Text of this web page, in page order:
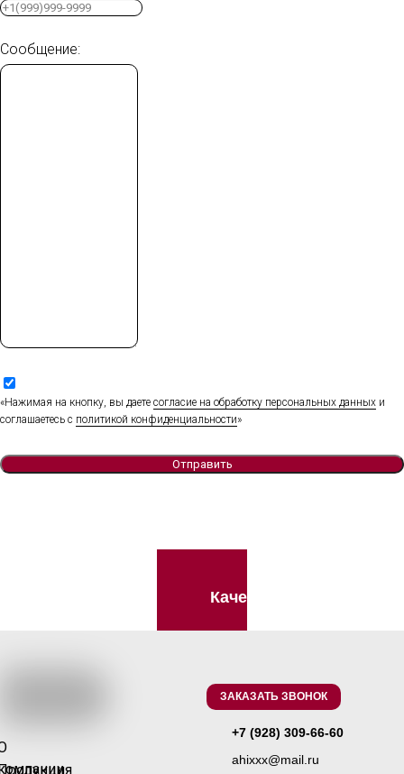
Сообщение:
«Нажимая на кнопку, вы даете согласие на обработку персональных данных и
соглашаетесь c политикой конфиденциальности»
Отправить
Качество без
ЗАКАЗАТЬ ЗВОНОК
+7 (928) 309-66-60
ahixxx@mail.ru